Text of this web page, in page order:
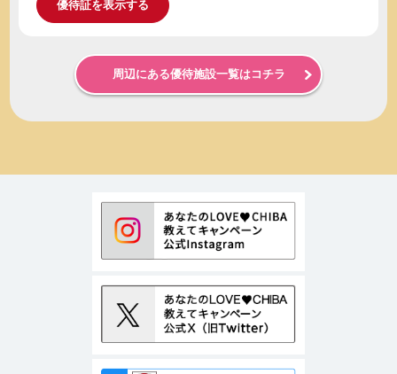
優待証を表示する
周辺にある優待施設一覧はコチラ